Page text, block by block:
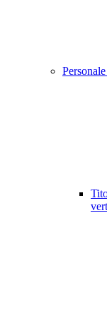
Personale